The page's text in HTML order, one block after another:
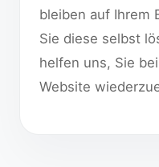
bleiben auf Ihrem
Sie diese selbst
helfen uns, Sie
Website